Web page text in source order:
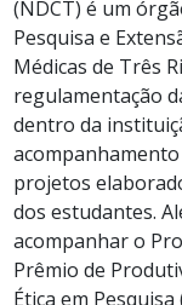
(NDCT) é um
Pesquisa e
Médicas de Três
regulamentação
dentro da
projetos
dos estudantes.
acompanhar o
Prêmio de
Ética em Pesquisa